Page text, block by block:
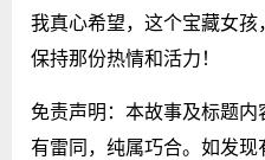
我真心希望，这个宝藏女
保持那份热情和活力！
免责声明：本故事及标题
有雷同，纯属巧合。如发现